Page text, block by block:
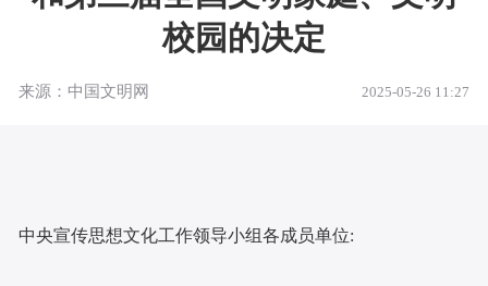
校园的决定
来源：中国文明网 2025-05-26 11:27
中央宣传思想文化工作领导小组各成员单位: